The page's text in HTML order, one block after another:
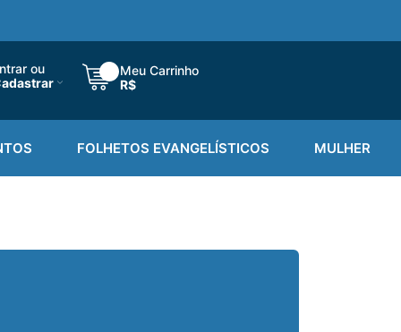
ou
Meu Carrinho
R$
FOLHETOS EVANGELÍSTICOS MULHER